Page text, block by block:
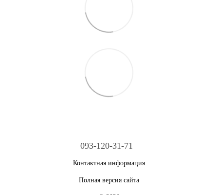
093-120-31-71
Контактная информация
Полная версия сайта